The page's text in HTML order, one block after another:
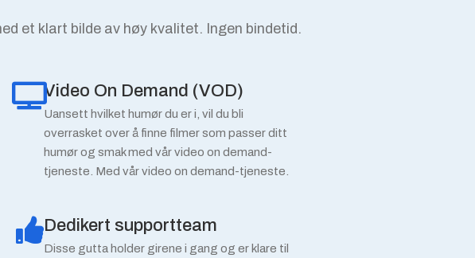
et klart bilde av høy kvalitet. Ingen bindetid.
Video On Demand (VOD)
Uansett hvilket humør du er i, vil du bli
overrasket over å finne filmer som passer ditt
humør og smak med vår video on demand-
tjeneste. Med vår video on demand-tjeneste.
Dedikert supportteam
Disse gutta holder girene i gang og er klare til